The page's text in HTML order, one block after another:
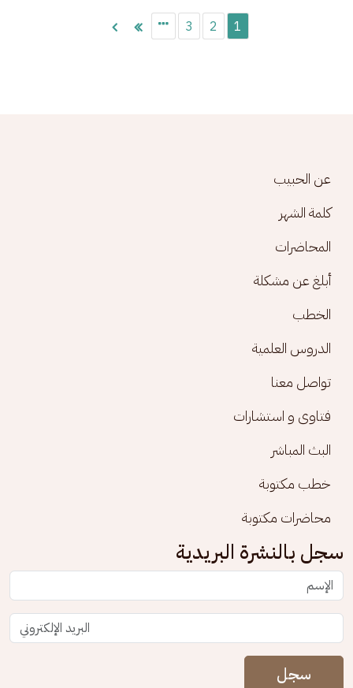
1
2
3
Footer menu
عن الحبيب
كلمة الشهر
المحاضرات
أبلغ عن مشكلة
الخطب
الدروس العلمية
تواصل معنا
فتاوى و استشارات
البث المباشر
خطب مكتوبة
محاضرات مكتوبة
سجل بالنشرة البريدية
سجل